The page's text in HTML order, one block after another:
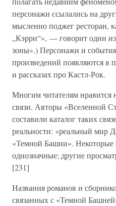
персонажи ссылались на
мысленно поджег ресторан,
„Кэрри“», — говорит один
зоны».) Персонажи и
произведений появляются в
и рассказах про Кастл-Рок.
Многим читателям нравится
связи. Авторы «Вселенной
составили каталог таких
реальности: «реальный мир
«Темной Башни». Некоторые
однозначные; другие
[231]
Названия романов и
связанных с «Темной